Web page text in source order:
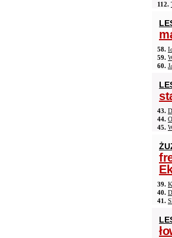
112.
58.
59.
60.
43.
44.
45.
39.
40.
41.